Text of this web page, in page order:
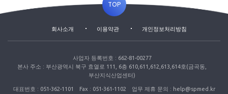
TOP
회사소개 이용약관 개인정보처리방침
사업자 등록번호 : 662-81-00277
본사 주소 : 부산광역시 북구 효열로 111, 6층 610,611,612,613,614호(금곡동,
부산지식산업센터)
대표번호 : 051-362-1101 Fax : 051-361-1102 업무 제휴 문의 : help@spmed.kr